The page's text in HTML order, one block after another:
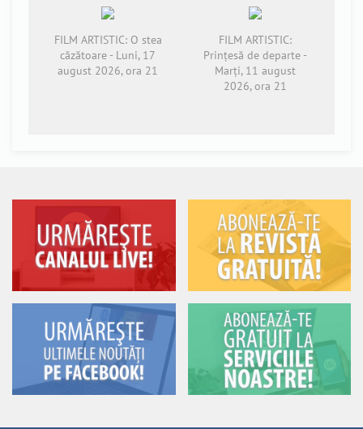
FILM ARTISTIC: O stea
căzătoare - Luni, 17
august 2026, ora 21
FILM ARTISTIC:
Prințesă de departe -
Marți, 11 august
2026, ora 21